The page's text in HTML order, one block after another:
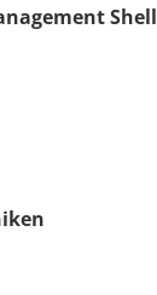
Shell